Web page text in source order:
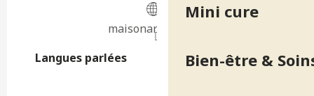
Mini cure
Bien-être &
maisonaribert.com
Langues parlées
Langues parlées